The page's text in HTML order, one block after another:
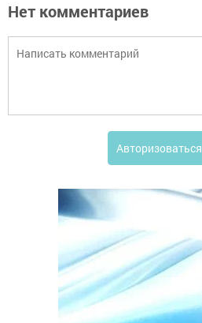
Нет комментариев
Авторизоваться